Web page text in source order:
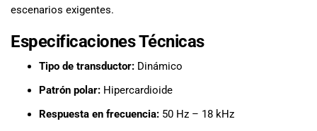
Además,
ofrecemos
precios
competitivos y
promociones
especiales
escenarios exigentes.
Especificaciones Técnicas
Tipo de transductor: Dinámico
Patrón polar: Hipercardioide
Respuesta en frecuencia: 50 Hz – 18 kHz